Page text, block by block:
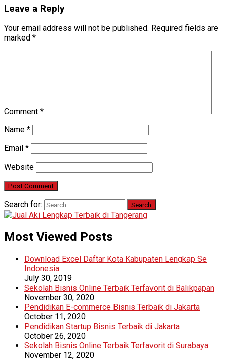
Leave a Reply
Your email address will not be published. Required fields are
marked *
Comment *
Name *
Email *
Website
Search for:
Most Viewed Posts
Download Excel Daftar Kota Kabupaten Lengkap Se
Indonesia
July 30, 2019
Sekolah Bisnis Online Terbaik Terfavorit di Balikpapan
November 30, 2020
Pendidikan E-commerce Bisnis Terbaik di Jakarta
October 11, 2020
Pendidikan Startup Bisnis Terbaik di Jakarta
October 26, 2020
Sekolah Bisnis Online Terbaik Terfavorit di Surabaya
November 12, 2020